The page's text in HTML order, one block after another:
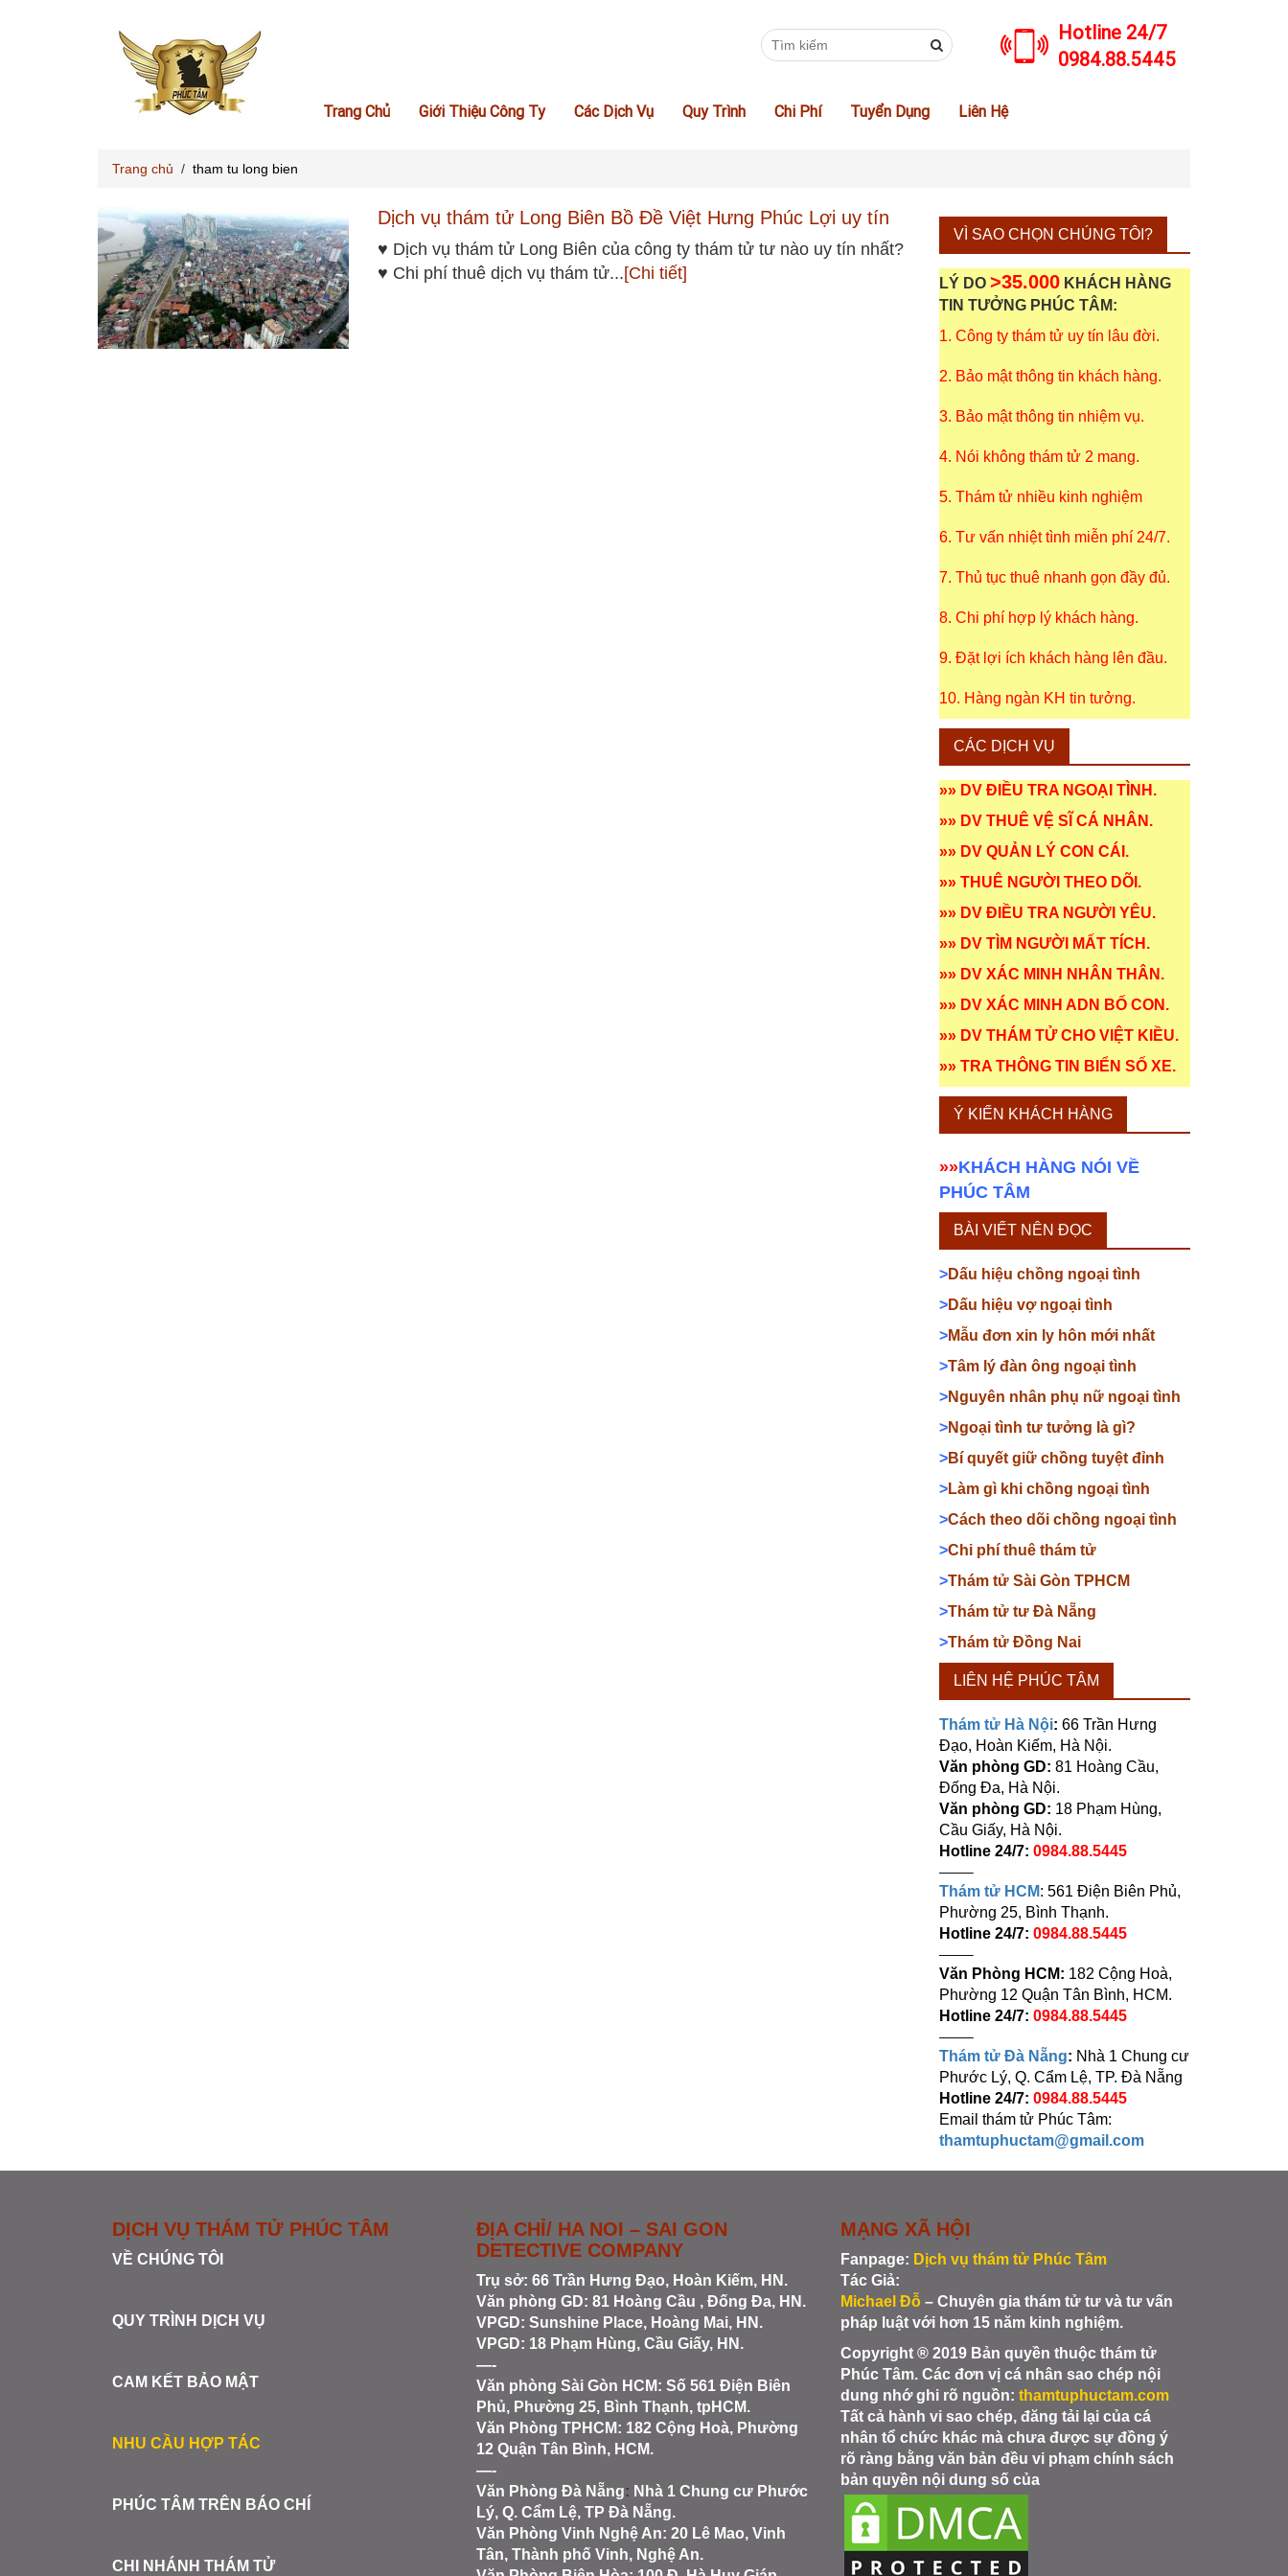
Hotline 24/7
0984.88.5445
Trang Chủ Giới Thiệu Công Ty Các Dịch Vụ Quy Trình Chi Phí Tuyển Dụng Liên Hệ
Trang chủ / tham tu long bien
Dịch vụ thám tử Long Biên Bồ Đề Việt Hưng Phúc Lợi uy tín
♥ Dịch vụ thám tử Long Biên của công ty thám tử tư nào uy tín nhất?
♥ Chi phí thuê dịch vụ thám tử...[Chi tiết]
VÌ SAO CHỌN CHÚNG TÔI?
LÝ DO >35.000KHÁCH HÀNG
TIN TƯỞNG PHÚC TÂM:
1. Công ty thám tử uy tín lâu đời.
2. Bảo mật thông tin khách hàng.
3. Bảo mật thông tin nhiệm vụ.
4. Nói không thám tử 2 mang.
5. Thám tử nhiều kinh nghiệm
6. Tư vấn nhiệt tình miễn phí 24/7.
7. Thủ tục thuê nhanh gọn đầy đủ.
8. Chi phí hợp lý khách hàng.
9. Đặt lợi ích khách hàng lên đầu.
10. Hàng ngàn KH tin tưởng.
CÁC DỊCH VỤ
»» DV ĐIỀU TRA NGOẠI TÌNH .
»» DV THUÊ VỆ SĨ CÁ NHÂN .
»» DV QUẢN LÝ CON CÁI .
»» THUÊ NGƯỜI THEO DÕI .
»» DV ĐIỀU TRA NGƯỜI YÊU.
»» DV TÌM NGƯỜI MẤT TÍCH .
»» DV XÁC MINH NHÂN THÂN .
»» DV XÁC MINH ADN BỐ CON .
»» DV THÁM TỬ CHO VIỆT KIỀU.
»» TRA THÔNG TIN BIỂN SỐ XE.
Ý KIẾN KHÁCH HÀNG
»»KHÁCH HÀNG NÓI VỀ
PHÚC TÂM
BÀI VIẾT NÊN ĐỌC
>Dấu hiệu chồng ngoại tình
>Dấu hiệu vợ ngoại tình
>Mẫu đơn xin ly hôn mới nhất
>Tâm lý đàn ông ngoại tình
>Nguyên nhân phụ nữ ngoại tình
>Ngoại tình tư tưởng là gì?
>Bí quyết giữ chồng tuyệt đỉnh
>Làm gì khi chồng ngoại tình
>Cách theo dõi chồng ngoại tình
>Chi phí thuê thám tử
>Thám tử Sài Gòn TPHCM
>Thám tử tư Đà Nẵng
>Thám tử Đồng Nai
LIÊN HỆ PHÚC TÂM
Thám tử Hà Nội: 66 Trần Hưng
Đạo, Hoàn Kiếm, Hà Nội.
Văn phòng GD: 81 Hoàng Cầu,
Đống Đa, Hà Nội.
Văn phòng GD: 18 Phạm Hùng,
Cầu Giấy, Hà Nội.
Hotline 24/7: 0984.88.5445
——–
Thám tử HCM: 561 Điện Biên Phủ,
Phường 25, Bình Thạnh.
Hotline 24/7: 0984.88.5445
——–
Văn Phòng HCM: 182 Cộng Hoà,
Phường 12 Quận Tân Bình, HCM.
Hotline 24/7: 0984.88.5445
——–
Thám tử Đà Nẵng: Nhà 1 Chung cư
Phước Lý, Q. Cẩm Lệ, TP. Đà Nẵng
Hotline 24/7: 0984.88.5445
Email thám tử Phúc Tâm:
thamtuphuctam@gmail.com
DỊCH VỤ THÁM TỬ PHÚC TÂM
VỀ CHÚNG TÔI
QUY TRÌNH DỊCH VỤ
CAM KẾT BẢO MẬT
NHU CẦU HỢP TÁC
PHÚC TÂM TRÊN BÁO CHÍ
CHI NHÁNH THÁM TỬ
ĐỊA CHỈ/ HA NOI – SAI GON
DETECTIVE COMPANY
Trụ sở: 66 Trần Hưng Đạo, Hoàn Kiếm, HN.
Văn phòng GD: 81 Hoàng Cầu , Đống Đa, HN.
VPGD: Sunshine Place, Hoàng Mai, HN.
VPGD: 18 Phạm Hùng, Cầu Giấy, HN.
—-
Văn phòng Sài Gòn HCM: Số 561 Điện Biên
Phủ, Phường 25, Bình Thạnh, tpHCM.
Văn Phòng TPHCM: 182 Cộng Hoà, Phường
12 Quận Tân Bình, HCM.
—-
Văn Phòng Đà Nẵng: Nhà 1 Chung cư Phước
Lý, Q. Cẩm Lệ, TP Đà Nẵng.
Văn Phòng Vinh Nghệ An: 20 Lê Mao, Vinh
Tân, Thành phố Vinh, Nghệ An.
MẠNG XÃ HỘI
Fanpage: Dịch vụ thám tử Phúc Tâm
Tác Giả:
Michael Đỗ – Chuyên gia thám tử tư và tư vấn
pháp luật với hơn 15 năm kinh nghiệm.
Copyright ® 2019 Bản quyền thuộc thám tử
Phúc Tâm. Các đơn vị cá nhân sao chép nội
dung nhớ ghi rõ nguồn: thamtuphuctam.com
Tất cả hành vi sao chép, đăng tải lại của cá
nhân tổ chức khác mà chưa được sự đồng ý
rõ ràng bằng văn bản đều vi phạm chính sách
bản quyền nội dung số của